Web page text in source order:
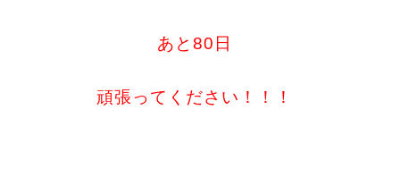
あと80日
頑張ってください！！！